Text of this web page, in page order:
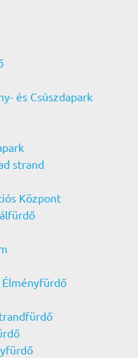
és Csúszdapark
strand
Központ
Élményfürdő